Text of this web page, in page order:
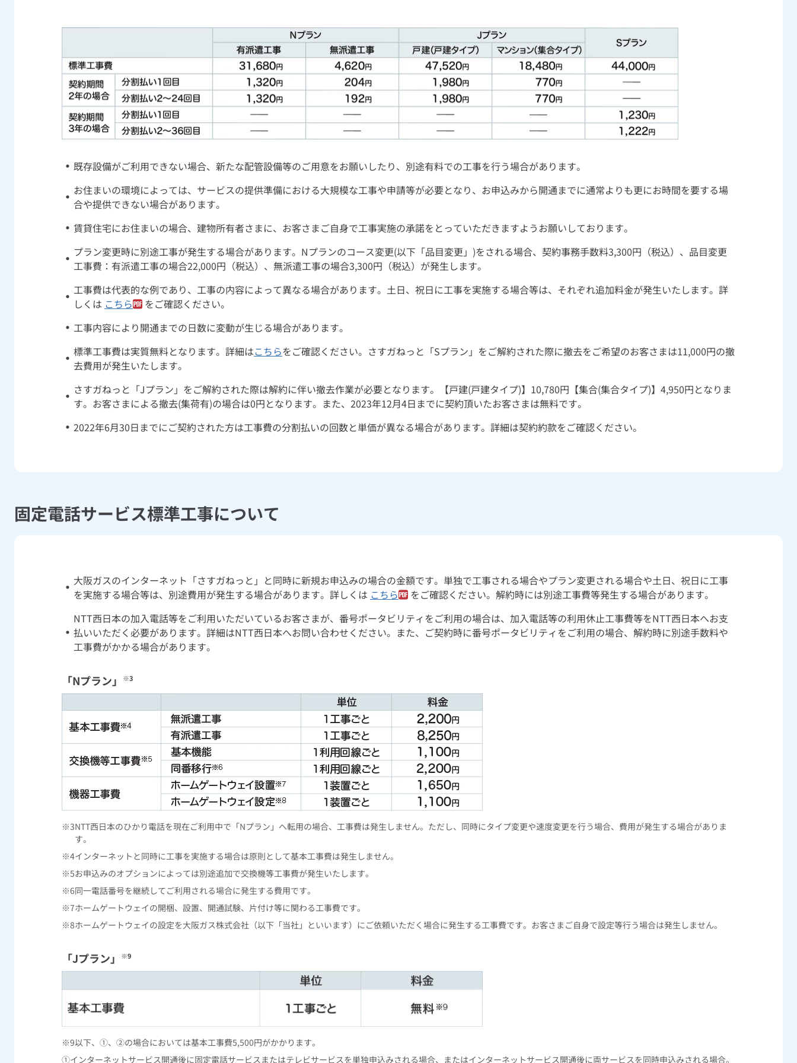
既存設備がご利用できない場合、新たな配管設備等のご用意をお願いしたり、別途有料での工事を行う場合があります。
お住まいの環境によっては、サービスの提供準備における大規模な工事や申請等が必要となり、お申込みから開通までに通常よりも更にお時間を要する場
合や提供できない場合があります。
賃貸住宅にお住まいの場合、建物所有者さまに、お客さまご自身で工事実施の承諾をとっていただきますようお願いしております。
プラン変更時に別途工事が発生する場合があります。Nプランのコース変更(以下「品目変更」)をされる場合、契約事務手数料3,300円（税込）、品目変更
工事費：有派遣工事の場合22,000円（税込）、無派遣工事の場合3,300円（税込）が発生します。
工事費は代表的な例であり、工事の内容によって異なる場合があります。土日、祝日に工事を実施する場合等は、それぞれ追加料金が発生いたします。詳
しくは こちら
をご確認ください。
工事内容により開通までの日数に変動が生じる場合があります。
標準工事費は実質無料となります。詳細はこちらをご確認ください。さすガねっと「Sプラン」をご解約された際に撤去をご希望のお客さまは11,000円の撤
去費用が発生いたします。
さすガねっと「Jプラン」をご解約された際は解約に伴い撤去作業が必要となります。【戸建(戸建タイプ)】10,780円【集合(集合タイプ)】4,950円となりま
す。お客さまによる撤去(集荷有)の場合は0円となります。また、2023年12月4日までに契約頂いたお客さまは無料です。
2022年6月30日までにご契約された方は工事費の分割払いの回数と単価が異なる場合があります。詳細は契約約款をご確認ください。
固定電話サービス標準工事について
大阪ガスのインターネット「さすガねっと」と同時に新規お申込みの場合の金額です。単独で工事される場合やプラン変更される場合や土日、祝日に工事
を実施する場合等は、別途費用が発生する場合があります。詳しくは こちら
をご確認ください。解約時には別途工事費等発生する場合があります。
NTT西日本の加入電話等をご利用いただいているお客さまが、番号ポータビリティをご利用の場合は、加入電話等の利用休止工事費等をNTT西日本へお支
払いいただく必要があります。詳細はNTT西日本へお問い合わせください。また、ご契約時に番号ポータビリティをご利用の場合、解約時に別途手数料や
工事費がかかる場合があります。
「Nプラン」 ※3
※3NTT西日本のひかり電話を現在ご利用中で「Nプラン」へ転用の場合、工事費は発生しません。ただし、同時にタイプ変更や速度変更を行う場合、費用が発生する場合がありま
す。
※4インターネットと同時に工事を実施する場合は原則として基本工事費は発生しません。
※5お申込みのオプションによっては別途追加で交換機等工事費が発生いたします。
※6同一電話番号を継続してご利用される場合に発生する費用です。
※7ホームゲートウェイの開梱、設置、開通試験、片付け等に関わる工事費です。
※8ホームゲートウェイの設定を大阪ガス株式会社（以下「当社」といいます）にご依頼いただく場合に発生する工事費です。お客さまご自身で設定等行う場合は発生しません。
「Jプラン」 ※9
※9以下、①、②の場合においては基本工事費5,500円がかかります。
①インターネットサービス開通後に固定電話サービスまたはテレビサービスを単独申込みされる場合、またはインターネットサービス開通後に両サービスを同時申込みされる場合。